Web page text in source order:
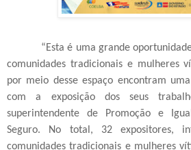
“Esta é uma grande oportunidade
comunidades tradicionais e mulheres
por meio desse espaço encontram
com a exposição dos seus
superintendente de Promoção e
Seguro. No total, 32 expositores,
comunidades tradicionais e mulheres